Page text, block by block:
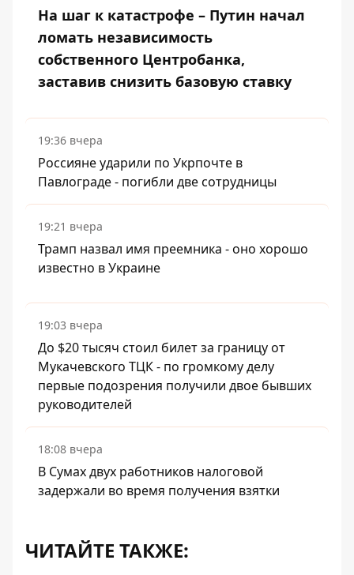
На шаг к катастрофе – Путин начал
ломать независимость
собственного Центробанка,
заставив снизить базовую ставку
19:36 вчера
Россияне ударили по Укрпочте в
Павлограде - погибли две сотрудницы
19:21 вчера
Трамп назвал имя преемника - оно хорошо
известно в Украине
19:03 вчера
До $20 тысяч стоил билет за границу от
Мукачевского ТЦК - по громкому делу
первые подозрения получили двое бывших
руководителей
18:08 вчера
В Сумах двух работников налоговой
задержали во время получения взятки
ЧИТАЙТЕ ТАКЖЕ: